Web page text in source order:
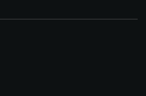
del sito e non